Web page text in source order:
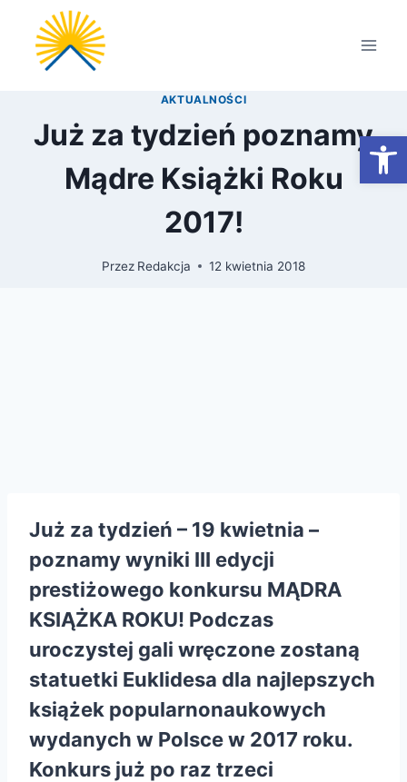
Przejdź
treści
AKTUALNOŚCI
Już za tydzień poznamy
Mądre Książki Roku
2017!
Przez Redakcja 12 kwietnia 2018
Już za tydzień – 19 kwietnia –
poznamy wyniki III edycji
prestiżowego konkursu MĄDRA
KSIĄŻKA ROKU! Podczas
uroczystej gali wręczone zostaną
statuetki Euklidesa dla najlepszych
książek popularnonaukowych
wydanych w Polsce w 2017 roku.
Konkurs już po raz trzeci